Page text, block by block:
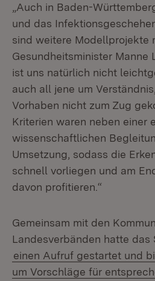
„Auch in Baden-
und das
sind weitere Modellprojekte
Gesundheitsminister Manne
ist uns natürlich nicht
auch all jene um
Vorhaben nicht zum Zug
Kriterien waren neben einer
wissenschaftlichen
Umsetzung, sodass die
schnell vorliegen und am
davon profitieren.“
Gemeinsam mit den
Landesverbänden hatte das
einen Aufruf gestartet und
um Vorschläge für